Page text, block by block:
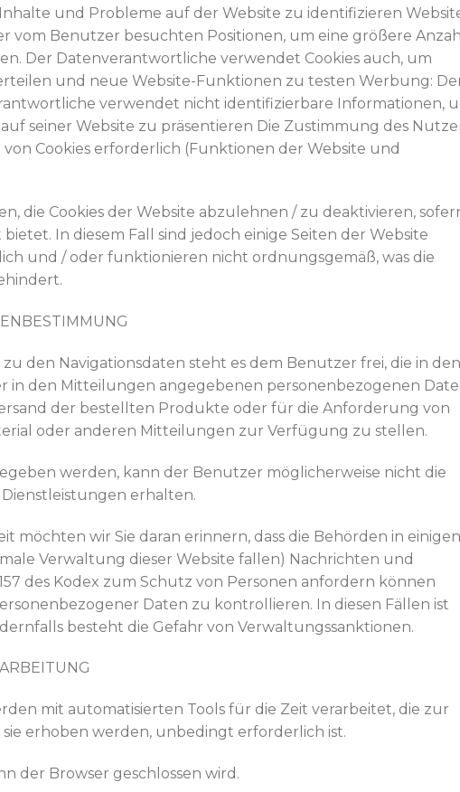
und Probleme auf der Website zu identifizieren
vom Benutzer besuchten Positionen, um eine größere
Der Datenverantwortliche verwendet Cookies auch, um
und neue Website-Funktionen zu testen Werbung:
verwendet nicht identifizierbare Informationen,
seiner Website zu präsentieren Die Zustimmung des
Cookies erforderlich (Funktionen der Website und
die Cookies der Website abzulehnen / zu deaktivieren,
In diesem Fall sind jedoch einige Seiten der Website
und / oder funktionieren nicht ordnungsgemäß, was die
den Navigationsdaten steht es dem Benutzer frei, die in den
in den Mitteilungen angegebenen personenbezogenen
der bestellten Produkte oder für die Anforderung von
oder anderen Mitteilungen zur Verfügung zu stellen.
werden, kann der Benutzer möglicherweise nicht die
erhalten.
möchten wir Sie daran erinnern, dass die Behörden in einigen
Verwaltung dieser Website fallen) Nachrichten und
des Kodex zum Schutz von Personen anfordern können
Daten zu kontrollieren. In diesen Fällen ist
besteht die Gefahr von Verwaltungssanktionen.
mit automatisierten Tools für die Zeit verarbeitet, die zur
erhoben werden, unbedingt erforderlich ist.
der Browser geschlossen wird.